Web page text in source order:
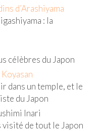
d’Arashiyama
: la
célèbres du Japon
dans un temple, et le
du Japon
Inari
visité de tout le Japon